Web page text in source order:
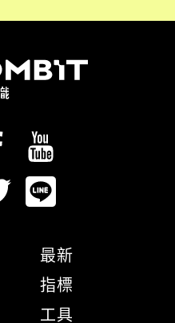
最新
指標
工具